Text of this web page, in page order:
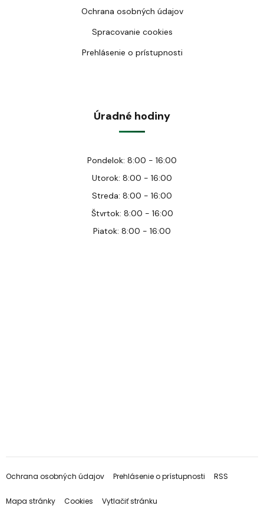
Ochrana osobných údajov
Spracovanie cookies
Prehlásenie o prístupnosti
Úradné hodiny
Pondelok: 8:00 - 16:00
Utorok: 8:00 - 16:00
Streda: 8:00 - 16:00
Štvrtok: 8:00 - 16:00
Piatok: 8:00 - 16:00
Ochrana osobných údajov Prehlásenie o prístupnosti RSS
Mapa stránky Cookies Vytlačiť stránku